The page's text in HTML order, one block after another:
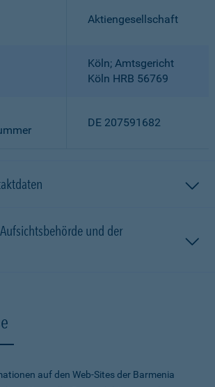
Aktiengesellschaft
Köln; Amtsgericht
Köln HRB 56769
DE 207591682
und der
auf den Web-Sites der Barmenia